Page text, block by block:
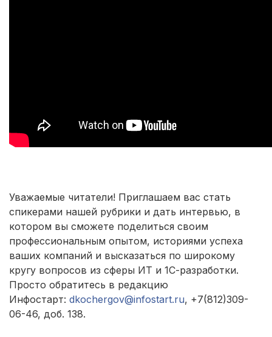
Уважаемые читатели! Приглашаем вас стать
спикерами нашей рубрики и дать интервью, в
котором вы сможете поделиться своим
профессиональным опытом, историями успеха
ваших компаний и высказаться по широкому
кругу вопросов из сферы ИТ и 1С-разработки.
Просто обратитесь в редакцию
Инфостарт: dkochergov@infostart.ru, +7(812)309-
06-46, доб. 138.